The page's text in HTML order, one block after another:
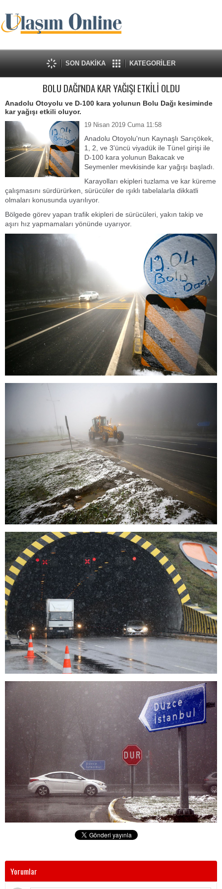
SON DAKİKA KATEGORİLER
BOLU DAĞI'NDA KAR YAĞIŞI ETKİLİ OLDU
Anadolu Otoyolu ve D-100 kara yolunun Bolu Dağı kesiminde
kar yağışı etkili oluyor.
19 Nisan 2019 Cuma 11:58
Anadolu Otoyolu'nun Kaynaşlı Sarıçökek,
1, 2, ve 3'üncü viyadük ile Tünel girişi ile
D-100 kara yolunun Bakacak ve
Seymenler mevkisinde kar yağışı başladı.
Karayolları ekipleri tuzlama ve kar küreme
çalışmasını sürdürürken, sürücüler de ışıklı tabelalarla dikkatli
olmaları konusunda uyarılıyor.
Bölgede görev yapan trafik ekipleri de sürücüleri, yakın takip ve
aşırı hız yapmamaları yönünde uyarıyor.
Yorumlar